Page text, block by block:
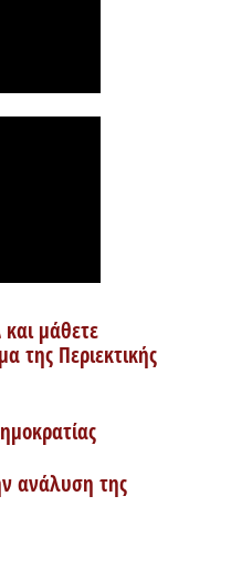
μάθετε
της Περιεκτικής
ανάλυση της